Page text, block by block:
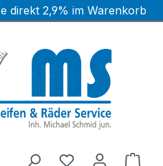
direkt 2,9% im Warenkorb